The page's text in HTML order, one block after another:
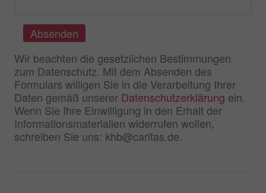
Absenden
Wir beachten die gesetzlichen Bestimmungen
zum Datenschutz. Mit dem Absenden des
Formulars willigen Sie in die Verarbeitung Ihrer
Daten gemäß unserer Datenschutzerklärung ein.
Wenn Sie Ihre Einwilligung in den Erhalt der
Informationsmaterialien widerrufen wollen,
schreiben Sie uns: khb@caritas.de.